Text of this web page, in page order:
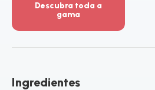
Descubra toda a
gama
detalhes
toda
Ingredientes